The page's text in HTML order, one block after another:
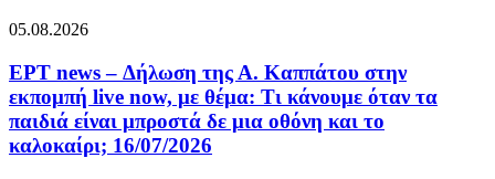
05.08.2026
ΕΡΤ news – Δήλωση της Α. Καππάτου στην
εκπομπή live now, με θέμα: Τι κάνουμε όταν τα
παιδιά είναι μπροστά δε μια οθόνη και το
καλοκαίρι; 16/07/2026